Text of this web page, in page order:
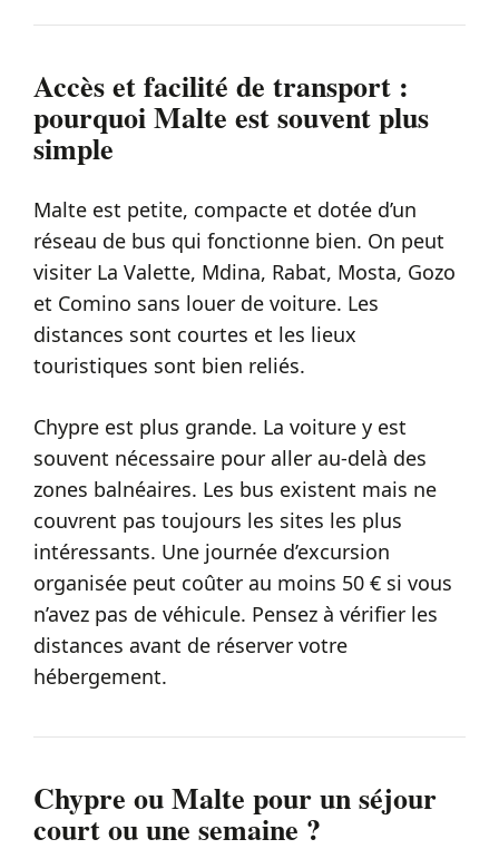
Accès et facilité de transport :
pourquoi Malte est souvent plus
simple
Malte est petite, compacte et dotée d’un
réseau de bus qui fonctionne bien. On peut
visiter La Valette, Mdina, Rabat, Mosta, Gozo
et Comino sans louer de voiture. Les
distances sont courtes et les lieux
touristiques sont bien reliés.
Chypre est plus grande. La voiture y est
souvent nécessaire pour aller au-delà des
zones balnéaires. Les bus existent mais ne
couvrent pas toujours les sites les plus
intéressants. Une journée d’excursion
organisée peut coûter au moins 50 € si vous
n’avez pas de véhicule. Pensez à vérifier les
distances avant de réserver votre
hébergement.
Chypre ou Malte pour un séjour
court ou une semaine ?